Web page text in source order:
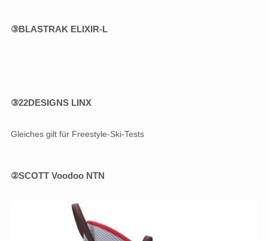
③BLASTRAK ELIXIR-L
③22DESIGNS LINX
Gleiches gilt für Freestyle-Ski-Tests
②SCOTT Voodoo NTN